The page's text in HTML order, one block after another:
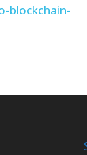
blockchain-